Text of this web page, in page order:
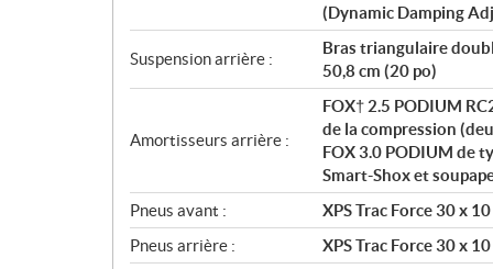
(Dynamic Damping
Suspension arrière :
Bras triangulaire
50,8 cm (20 po)
Amortisseurs arrière :
FOX† 2.5 PODIUM
de la compression
FOX 3.0 PODIUM de
Smart-Shox et
Pneus avant :
XPS Trac Force 30 x
Pneus arrière :
XPS Trac Force 30 x